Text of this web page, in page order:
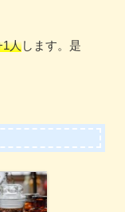
人します。是